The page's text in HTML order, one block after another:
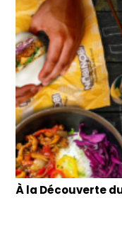
À la Découverte